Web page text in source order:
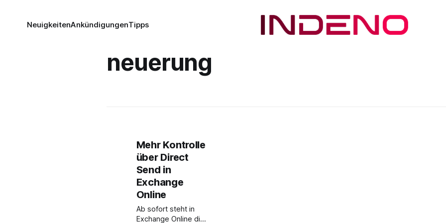
NeuigkeitenAnkündigungenTipps
neuerung
Mehr Kontrolle
über Direct
Send in
Exchange
Online
Ab sofort steht in
Exchange Online die